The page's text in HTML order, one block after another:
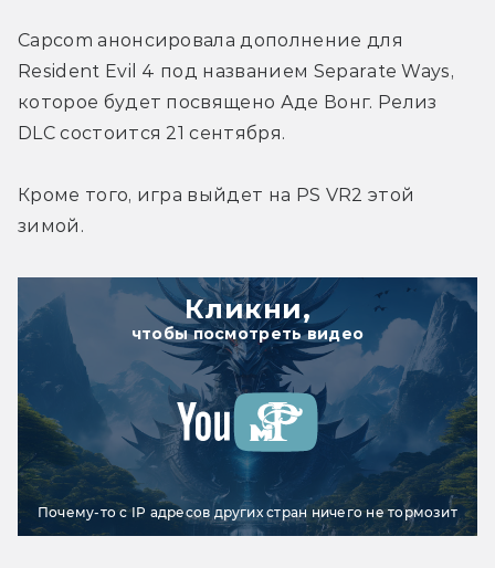
Capcom анонсировала дополнение для
Resident Evil 4 под названием Separate Ways,
которое будет посвящено Аде Вонг. Релиз
DLC состоится 21 сентября.
Кроме того, игра выйдет на PS VR2 этой
зимой.
Кликни,
чтобы посмотреть видео
Почему-то с IP адресов других стран ничего не тормозит